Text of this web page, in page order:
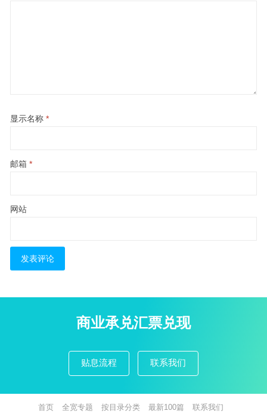
显示名称 *
邮箱 *
网站
商业承兑汇票兑现
贴息流程 联系我们
首页 全宽专题 按目录分类 最新100篇 联系我们